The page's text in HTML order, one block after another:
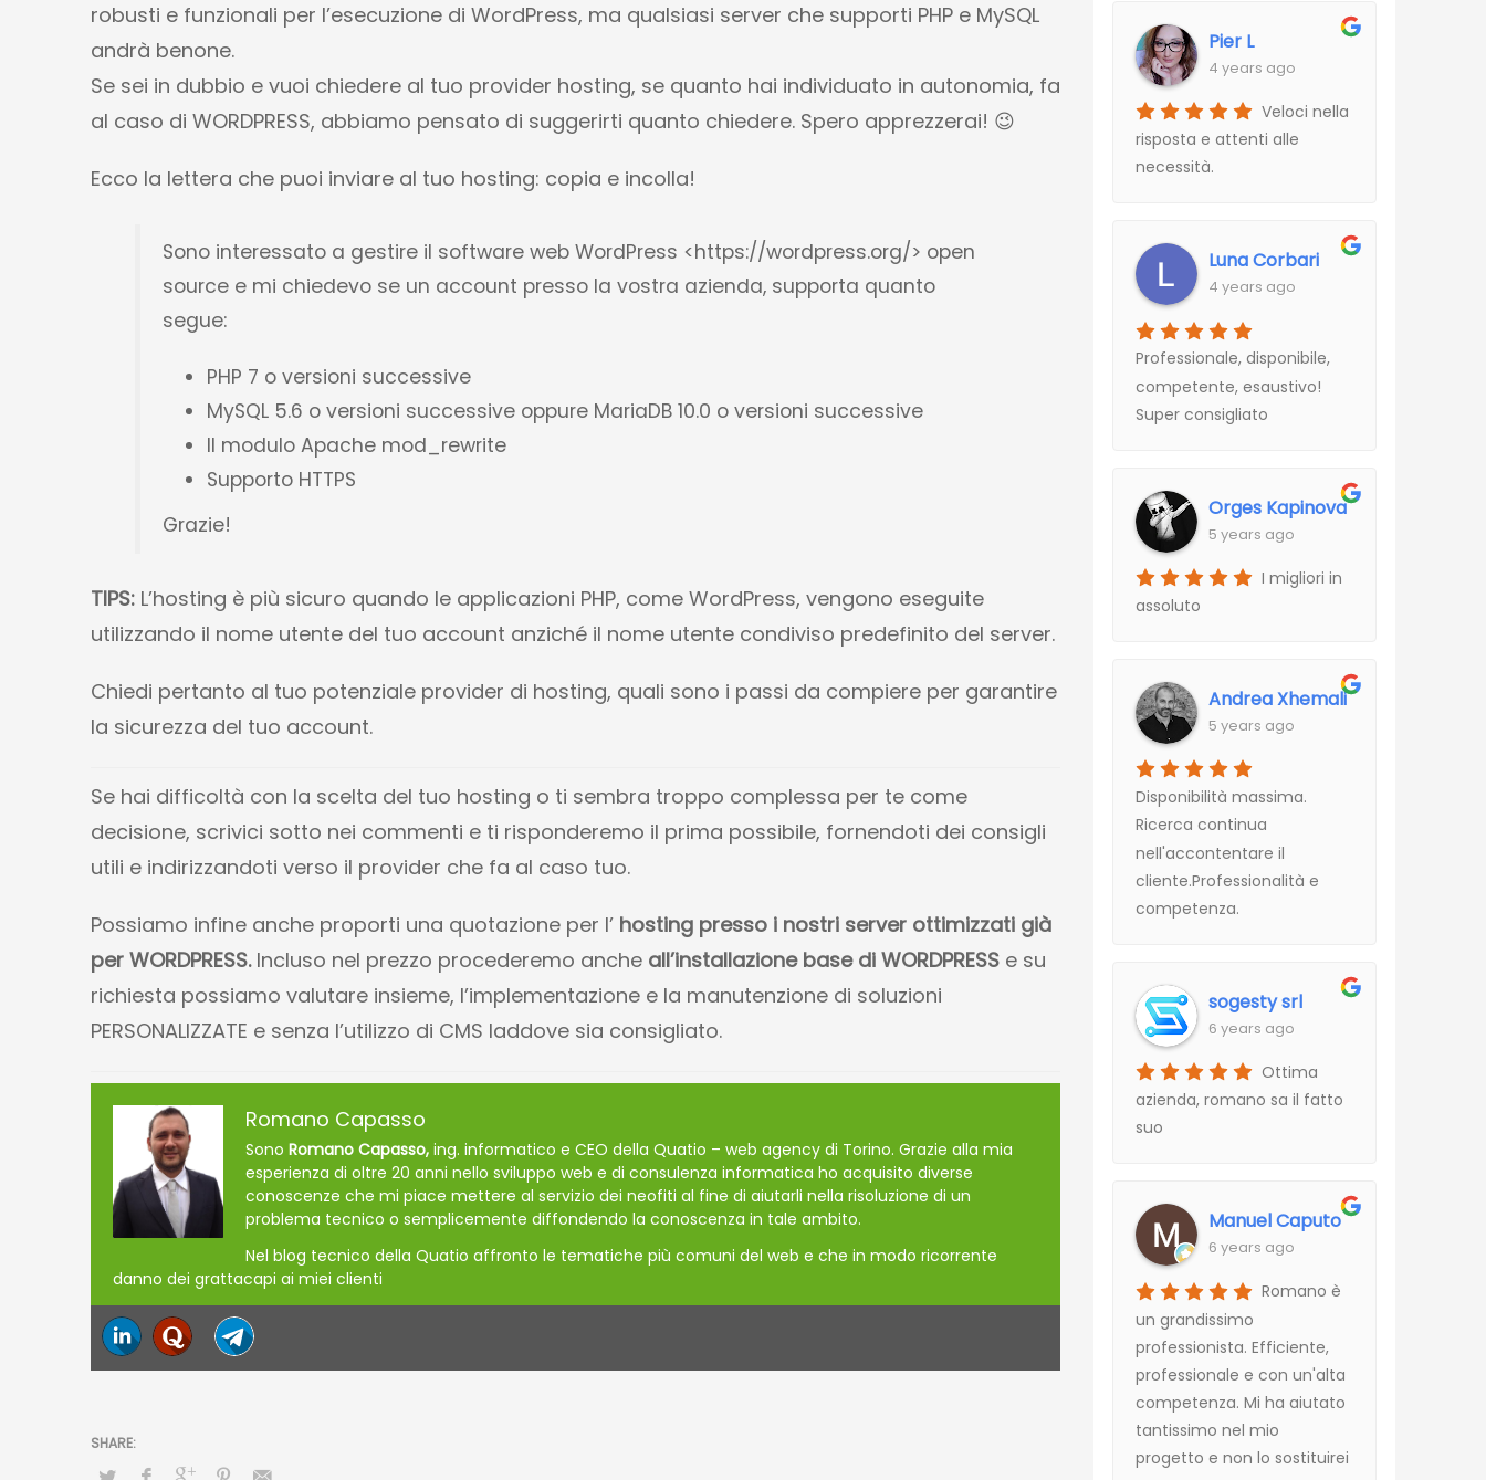
robusti e funzionali per l’esecuzione di WordPress, ma qualsiasi server che supporti PHP e MySQL
andrà benone.
Se sei in dubbio e vuoi chiedere al tuo provider hosting, se quanto hai individuato in autonomia, fa
al caso di WORDPRESS, abbiamo pensato di suggerirti quanto chiedere. Spero apprezzerai! 😉
Ecco la lettera che puoi inviare al tuo hosting: copia e incolla!
Sono interessato a gestire il software web WordPress <https://wordpress.org/> open
source e mi chiedevo se un account presso la vostra azienda, supporta quanto
segue:
PHP 7 o versioni successive
MySQL 5.6 o versioni successive oppure MariaDB 10.0 o versioni successive
Il modulo Apache mod_rewrite
Supporto HTTPS
Grazie!
TIPS: L’hosting è più sicuro quando le applicazioni PHP, come WordPress, vengono eseguite
utilizzando il nome utente del tuo account anziché il nome utente condiviso predefinito del server.
Chiedi pertanto al tuo potenziale provider di hosting, quali sono i passi da compiere per garantire
la sicurezza del tuo account.
Se hai difficoltà con la scelta del tuo hosting o ti sembra troppo complessa per te come
decisione, scrivici sotto nei commenti e ti risponderemo il prima possibile, fornendoti dei consigli
utili e indirizzandoti verso il provider che fa al caso tuo.
Possiamo infine anche proporti una quotazione per l’ hosting presso i nostri server ottimizzati già
per WORDPRESS. Incluso nel prezzo procederemo anche all’installazione base di WORDPRESS e su
richiesta possiamo valutare insieme, l’implementazione e la manutenzione di soluzioni
PERSONALIZZATE e senza l’utilizzo di CMS laddove sia consigliato.
Romano Capasso
SonoRomano Capasso,ing. informatico e CEO della Quatio – web agency di Torino. Grazie alla mia
esperienza di oltre 20 anni nello sviluppo web e di consulenza informatica ho acquisito diverse
conoscenze che mi piace mettere al servizio dei neofiti al fine di aiutarli nella risoluzione di un
problema tecnico o semplicemente diffondendo la conoscenza in tale ambito.
Nel blog tecnico della Quatio affronto le tematiche più comuni del web e che in modo ricorrente
danno dei grattacapi ai miei clienti
Pier L
4 years ago
Veloci nella
risposta e attenti alle
necessità.
Luna Corbari
4 years ago
Professionale, disponibile,
competente, esaustivo!
Super consigliato
Orges Kapinova
5 years ago
I migliori in
assoluto
Andrea Xhemali
5 years ago
Disponibilità massima.
Ricerca continua
nell'accontentare il
cliente.Professionalità e
competenza.
sogesty srl
6 years ago
Ottima
azienda, romano sa il fatto
suo
Manuel Caputo
6 years ago
Romano è
un grandissimo
professionista. Efficiente,
professionale e con un'alta
competenza. Mi ha aiutato
tantissimo nel mio
progetto e non lo sostituirei